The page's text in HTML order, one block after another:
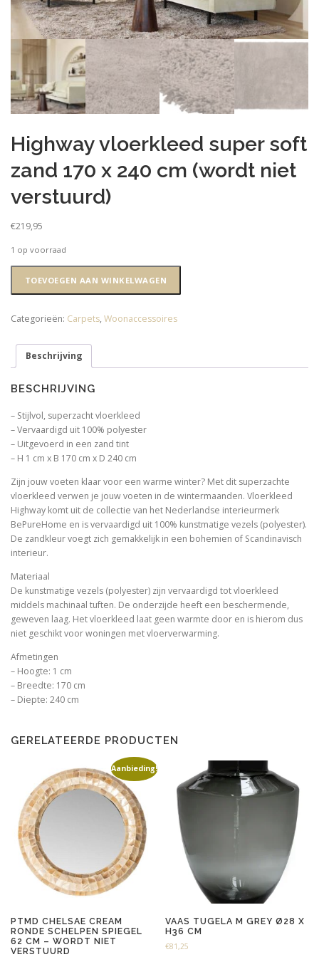
Highway vloerkleed super soft
zand 170 x 240 cm (wordt niet
verstuurd)
€219,95
1 op voorraad
vloerkleed
soft
170
240
cm
niet
verstuurd)
aantal
TOEVOEGEN AAN WINKELWAGEN
Categorieën: Carpets, Woonaccessoires
Beschrijving
BESCHRIJVING
– Stijlvol, superzacht vloerkleed
– Vervaardigd uit 100% polyester
– Uitgevoerd in een zand tint
– H 1 cm x B 170 cm x D 240 cm
Zijn jouw voeten klaar voor een warme winter? Met dit superzachte
vloerkleed verwen je jouw voeten in de wintermaanden. Vloerkleed
Highway komt uit de collectie van het Nederlandse interieurmerk
BePureHome en is vervaardigd uit 100% kunstmatige vezels (polyester).
De zandkleur voegt zich gemakkelijk in een bohemien of Scandinavisch
interieur.
Materiaal
De kunstmatige vezels (polyester) zijn vervaardigd tot vloerkleed
middels machinaal tuften. De onderzijde heeft een beschermende,
geweven laag. Het vloerkleed laat geen warmte door en is hierom dus
niet geschikt voor woningen met vloerverwarming.
Afmetingen
– Hoogte: 1 cm
– Breedte: 170 cm
– Diepte: 240 cm
GERELATEERDE PRODUCTEN
Aanbieding!
PTMD CHELSAE CREAM
RONDE SCHELPEN SPIEGEL
62 CM – WORDT NIET
VERSTUURD
VAAS TUGELA M GREY Ø28 X
H36 CM
€81,25